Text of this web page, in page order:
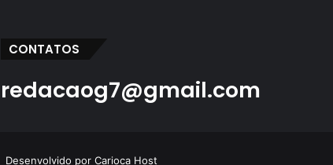
CONTATOS
redacaog7@gmail.com
Desenvolvido por Carioca Host